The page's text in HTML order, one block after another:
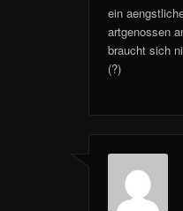
ein
artgenossen
braucht sich
(?)